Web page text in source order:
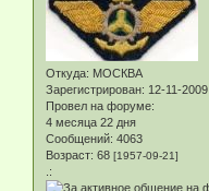
Откуда: МОСКВА
Зарегистрирован: 12-11-2009
Провел на форуме:
4 месяца 22 дня
Сообщений: 4063
Возраст: 68 [1957-09-21]
.: